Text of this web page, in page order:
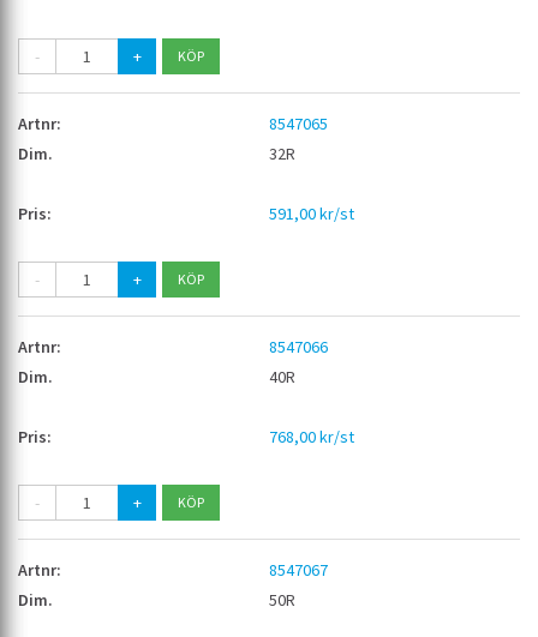
- +
8547065
32R
591,00 kr/st
- +
8547066
40R
768,00 kr/st
- +
8547067
50R